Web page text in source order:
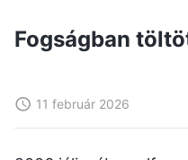
Fogságban
11 február 2026